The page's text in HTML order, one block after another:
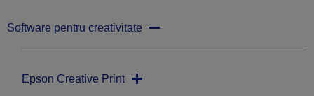
Software pentru creativitate
Epson Creative Print